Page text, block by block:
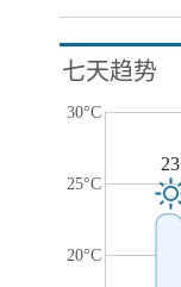
七天趋势
30°C
25°C
20°C
23